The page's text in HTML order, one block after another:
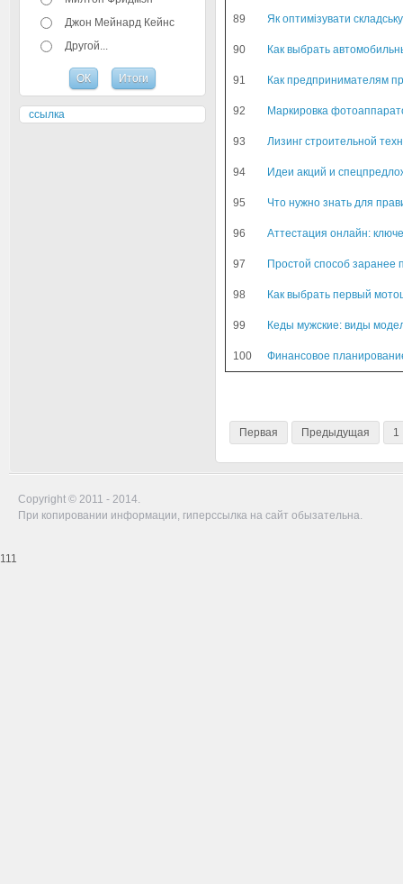
Джон Мейнард Кейнс
Другой...
ссылка
89 Як оптимізувати
90 Как выбрать
91 Как предпринимателям
92 Маркировка
93 Лизинг строительной
94 Идеи акций и
95 Что нужно знать для
96 Аттестация онлайн:
97 Простой способ заранее
98 Как выбрать первый
99 Кеды мужские: виды
100 Финансовое
Первая Предыдущая 1
Copyright © 2011 - 2014.
При копировании информации, гиперссылка на сайт обызательна.
111